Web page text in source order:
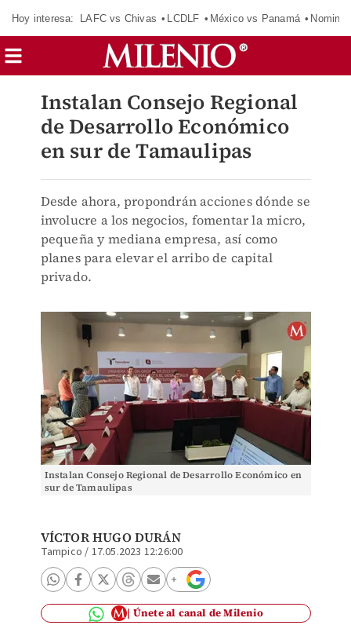
Hoy interesa: LAFC vs Chivas LCDLF México vs Panamá
Instalan Consejo Regional
de Desarrollo Económico
en sur de Tamaulipas
Desde ahora, propondrán acciones dónde se
involucre a los negocios, fomentar la micro,
pequeña y mediana empresa, así como
planes para elevar el arribo de capital
privado.
Instalan Consejo Regional de Desarrollo Económico en
sur de Tamaulipas
VÍCTOR HUGO DURÁN
Tampico / 17.05.2023 12:26:00
Únete al canal de Milenio